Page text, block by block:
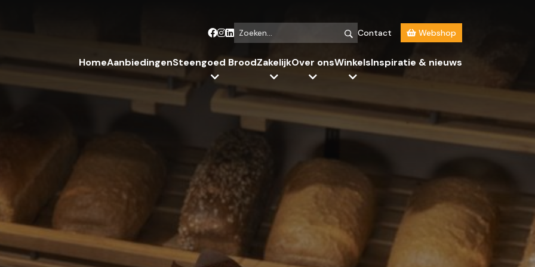
Zoeken... Contact Webshop
HomeAanbiedingenSteengoed BroodZakelijkOver onsWinkelsInspiratie & nieuws